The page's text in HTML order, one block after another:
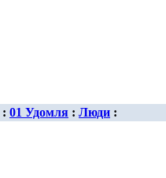
: 01 Удомля : Люди :